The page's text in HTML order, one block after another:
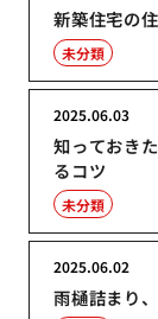
新築住宅の
未分類
知っておき
るコツ
2025.06.03
未分類
雨樋詰まり
2025.06.02